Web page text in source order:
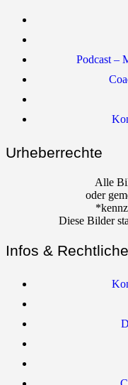
Podcast –
Urheberrechte
Alle
oder
Diese Bilder
Infos &